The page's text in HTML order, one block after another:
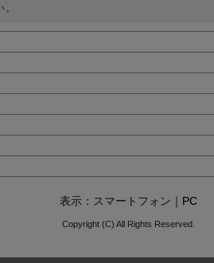
表示：スマートフォン｜ PC
Copyright (C) All Rights Reserved.